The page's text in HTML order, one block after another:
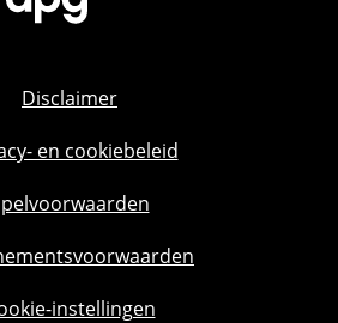
Disclaimer
en cookiebeleid
instellingen